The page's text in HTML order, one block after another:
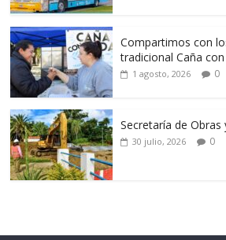
Compartimos con
tradicional Caña con
1 agosto, 2026 0
Secretaría de Obras
30 julio, 2026 0